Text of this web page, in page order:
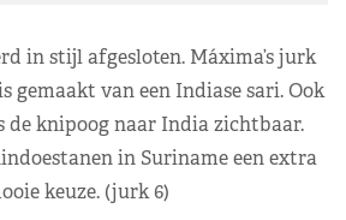
in stijl afgesloten. Máxima’s jurk
gemaakt van een Indiase sari. Ook
de knipoog naar India zichtbaar.
in Suriname een extra
keuze. (jurk 6)